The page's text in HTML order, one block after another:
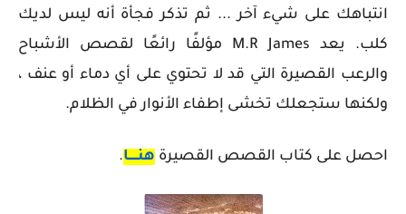
انتباهك على شيء آخر ... ثم تذكر فجأة أنه ليس لديك
كلب. يعد M.R James مؤلفًا رائعًا لقصص الأشباح
والرعب القصيرة التي قد لا تحتوي على أي دماء أو عنف ،
ولكنها ستجعلك تخشى إطفاء الأنوار في الظلام.
احصل على كتاب القصص القصيرة هنـــــا.